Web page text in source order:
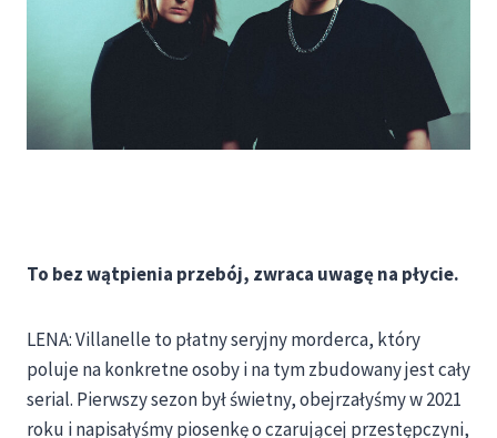
To bez wątpienia przebój, zwraca uwagę na płycie.
LENA: Villanelle to płatny seryjny morderca, który
poluje na konkretne osoby i na tym zbudowany jest cały
serial. Pierwszy sezon był świetny, obejrzałyśmy w 2021
roku i napisałyśmy piosenkę o czarującej przestępczyni,